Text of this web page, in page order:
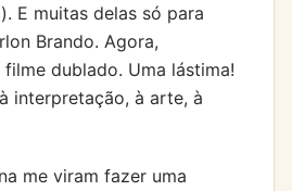
E muitas delas só para
Brando. Agora,
dublado. Uma lástima!
interpretação, à arte, à
me viram fazer uma